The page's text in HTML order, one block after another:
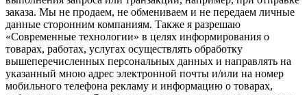
заказа. Мы не продаем, не обмениваем и не передаем личные
данные сторонним компаниям. Также я разрешаю
«Современные технологии» в целях информирования о
товарах, работах, услугах осуществлять обработку
вышеперечисленных персональных данных и направлять на
указанный мною адрес электронной почты и/или на номер
мобильного телефона рекламу и информацию о товарах,